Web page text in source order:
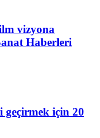
vizyona
Haberleri
için 20